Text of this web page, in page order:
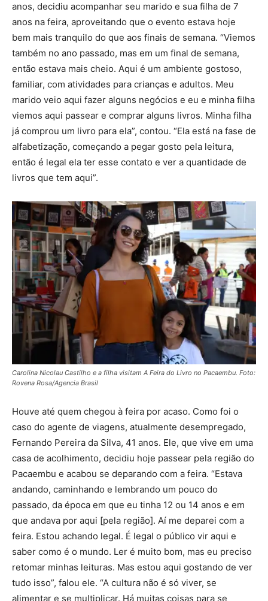
anos, decidiu acompanhar seu marido e sua filha de 7
anos na feira, aproveitando que o evento estava hoje
bem mais tranquilo do que aos finais de semana. “Viemos
também no ano passado, mas em um final de semana,
então estava mais cheio. Aqui é um ambiente gostoso,
familiar, com atividades para crianças e adultos. Meu
marido veio aqui fazer alguns negócios e eu e minha filha
viemos aqui passear e comprar alguns livros. Minha filha
já comprou um livro para ela”, contou. “Ela está na fase de
alfabetização, começando a pegar gosto pela leitura,
então é legal ela ter esse contato e ver a quantidade de
livros que tem aqui”.
Carolina Nicolau Castilho e a filha visitam A Feira do Livro no Pacaembu. Foto:
Rovena Rosa/Agencia Brasil
Houve até quem chegou à feira por acaso. Como foi o
caso do agente de viagens, atualmente desempregado,
Fernando Pereira da Silva, 41 anos. Ele, que vive em uma
casa de acolhimento, decidiu hoje passear pela região do
Pacaembu e acabou se deparando com a feira. “Estava
andando, caminhando e lembrando um pouco do
passado, da época em que eu tinha 12 ou 14 anos e em
que andava por aqui [pela região]. Aí me deparei com a
feira. Estou achando legal. É legal o público vir aqui e
saber como é o mundo. Ler é muito bom, mas eu preciso
retomar minhas leituras. Mas estou aqui gostando de ver
tudo isso”, falou ele. “A cultura não é só viver, se
alimentar e se multiplicar. Há muitas coisas para se